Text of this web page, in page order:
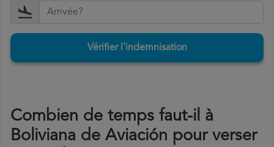
Vérifier l'indemnisation
Combien de temps faut-il à
Boliviana de Aviación pour verser